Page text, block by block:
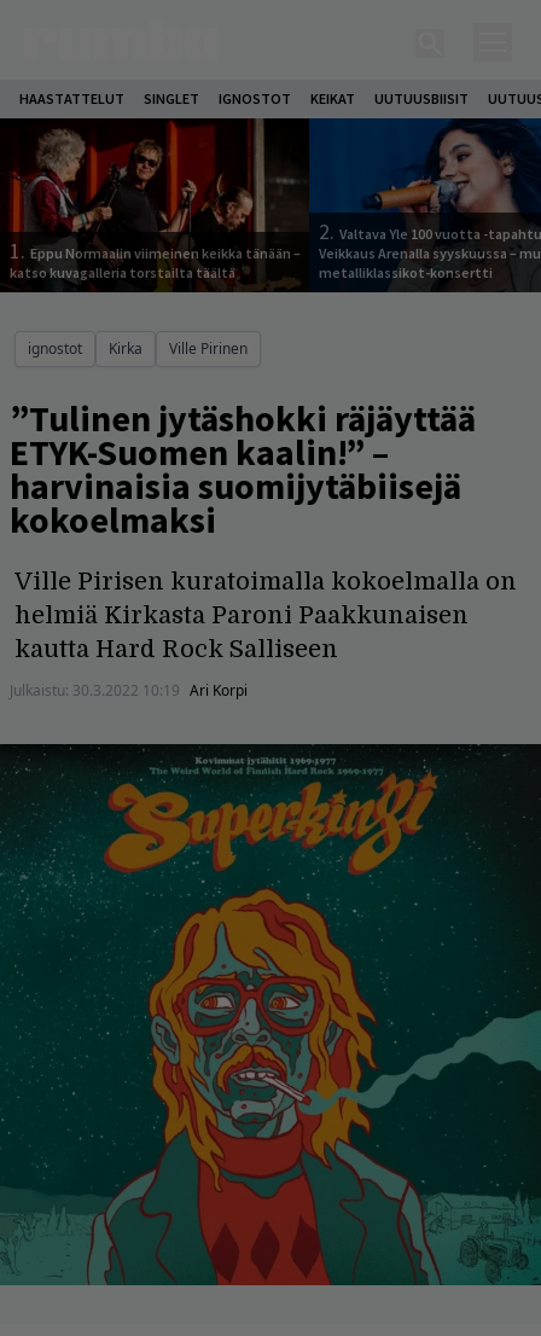
HAASTATTELUT SINGLET IGNOSTOT KEIKAT UUTUUSBIISIT
1. Eppu Normaalin viimeinen keikka tänään –
katso kuvagalleria torstailta täältä
2. Valtava Yle 100 vuotta -
Veikkaus Arenalla syyskuussa –
metalliklassikot-konsertti
ignostot Kirka Ville Pirinen
”Tulinen jytäshokki räjäyttää
ETYK-Suomen kaalin!” –
harvinaisia suomijytäbiisejä
kokoelmaksi
Ville Pirisen kuratoimalla kokoelmalla on
helmiä Kirkasta Paroni Paakkunaisen
kautta Hard Rock Salliseen
Julkaistu: 30.3.2022 10:19 Ari Korpi